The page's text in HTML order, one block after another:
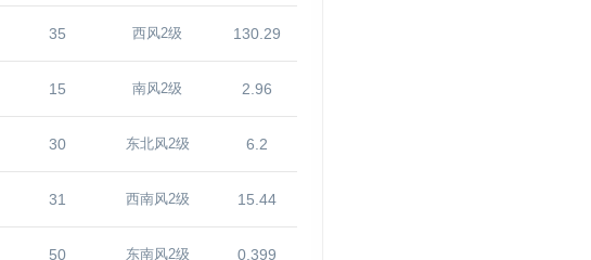
35 西风2级 130.29
15 南风2级 2.96
30 东北风2级 6.2
31 西南风2级 15.44
50 东南风2级 0.399